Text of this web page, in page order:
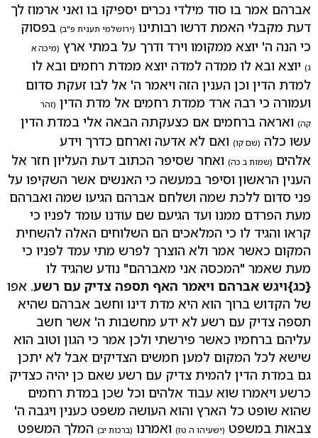
אברהם אמר בו סוד מילדי נכרים יספיקו בו ואני ארמוז לך
דעת מקבלי האמת דרשו רבותינו (ירושלמי תענית פ"ב) בפסוק
כי הנה ה' יוצא ממקומו וירד ודרך על במתי ארץ (מיכה א
ג) יוצא ובא לו ממדה למדה יוצא ממדת רחמים ובא לו
למדת הדין וכן הענין הזה ויאמר ה' אל לבו זעקת סדום
ועמורה כי רבה ארד ממדת רחמים אל מדת הדין (זהר
קה) ואראה ברחמים אם כצעקתה הבאה אלי במדת הדין
עשו כלה (שם קו) ואם לא אדעה וארחם כדרך וידע
אלהים (שמות ב כה) ואחר שסיפר הכתוב דעת העליון חזר אל
הענין הראשון וסיפר במעשה כי האנשים אשר השקיפו על
פני סדום ללכת שמה ושלחם אברהם הגיעו שמה ואברהם
מעת הפרדם ממנו ועד הגיעם שם עודנו עומד לפניו כי
קראו והגיד לו כי המלאכים הם השלוחים האלה להשחית
המקום כאשר אמר ולא הוצרך לפרש מתי עמד לפניו כי
מעת שאמר "המכסה אני מאברהם" נודע שהגיד לו
{כג}ויגש אברהם ויאמר האף תספה צדיק עם רשע. אפו
של הקדוש ברוך הוא היא מדת דינו וחשב אברהם שהיא
תספה צדיק עם רשע לא ידע מחשבות ה' אשר חשב
עליהם ברחמיו כאשר פירשתי ולכן אמר כי הגון וטוב הוא
שישא לכל המקום למען חמשים הצדיקים אבל לא יתכן
גם במדת הדין להמית צדיק עם רשע שאם כן יהיה כצדיק
כרשע ויאמרו שוא עבוד אלהים וכל שכן במדת רחמים
שהוא שופט כל הארץ והוא העושה משפט כענין ויגבה ה'
צבאות במשפט (ישעיהו ה טז) ואמרנו (ברכות יב) המלך המשפט